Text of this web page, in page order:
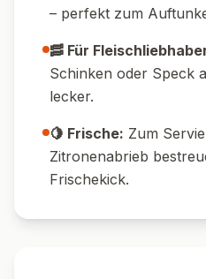
🔪 Schneidetipp:Mit
und garen perfekt.
⏲️ Zeit-Tipp:
im Kühlschrank
🍽️ Portions-Tipp: